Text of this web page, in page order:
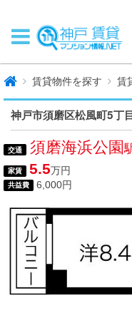
賃貸物件を探す 賃
神戸市須磨区松風町5丁
交通 須磨海浜公園
家賃 5.5万円
共益費 6,000円